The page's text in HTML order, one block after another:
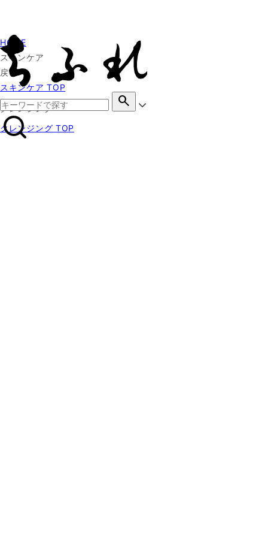
search
HOME
スキンケア
戻る
スキンケア TOP
クレンジング
クレンジング TOP